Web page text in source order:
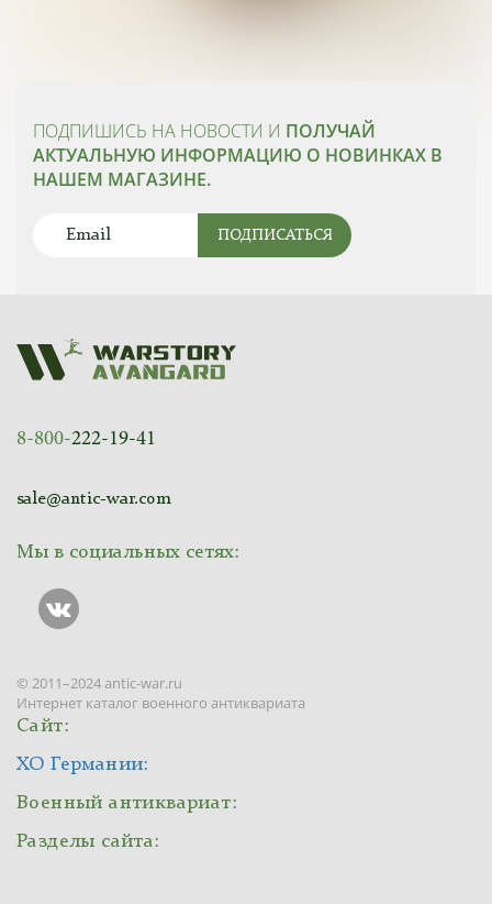
ПОДПИШИСЬ НА НОВОСТИ И ПОЛУЧАЙ
АКТУАЛЬНУЮ ИНФОРМАЦИЮ О НОВИНКАХ В
НАШЕМ МАГАЗИНЕ.
ПОДПИСАТЬСЯ
8-800-222-19-41
sale@antic-war.com
Мы в социальных сетях:
© 2011–2024 antic-war.ru
Интернет каталог военного антиквариата
Сайт:
ХО Германии:
Военный антиквариат:
Разделы сайта: